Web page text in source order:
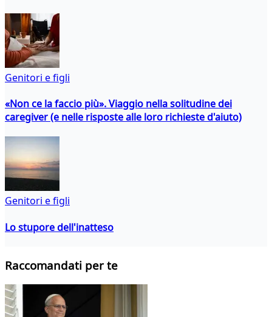
Genitori e figli
«Non ce la faccio più». Viaggio nella solitudine dei
caregiver (e nelle risposte alle loro richieste d'aiuto)
Genitori e figli
Lo stupore dell'inatteso
Raccomandati per te